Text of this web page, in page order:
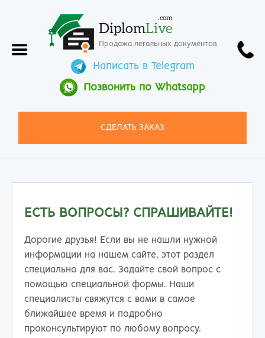
DiplomLive
.com
Продажа легальных документов
Написать в Telegram
Позвонить по Whatsapp
СДЕЛАТЬ ЗАКАЗ
ЕСТЬ ВОПРОСЫ? СПРАШИВАЙТЕ!
Дорогие друзья! Если вы не нашли нужной
информации на нашем сайте, этот раздел
специально для вас. Задайте свой вопрос с
помощью специальной формы. Наши
специалисты свяжутся с вами в самое
ближайшее время и подробно
проконсультируют по любому вопросу.